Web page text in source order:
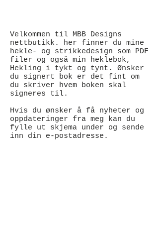
Velkommen til MBB Designs
nettbutikk. her finner du mine
hekle- og strikkedesign som PDF
filer og også min heklebok,
Hekling i tykt og tynt. Ønsker
du signert bok er det fint om
du skriver hvem boken skal
signeres til.
Hvis du ønsker å få nyheter og
oppdateringer fra meg kan du
fylle ut skjema under og sende
inn din e-postadresse.